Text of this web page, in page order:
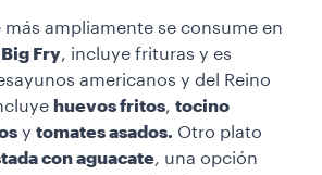
más ampliamente se consume en
Fry, incluye frituras y es
americanos y del Reino
huevos fritos, tocino
y tomates asados. Otro plato
con aguacate, una opción